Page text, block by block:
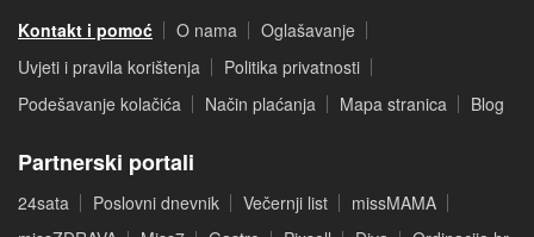
Kontakt i pomoć O nama
Oglašavanje
Uvjeti i pravila korištenja
Politika privatnosti
Podešavanje kolačića
Način plaćanja Mapa stranica Blog
Partnerski portali
24sata Poslovni dnevnik Večernji list
missMAMA